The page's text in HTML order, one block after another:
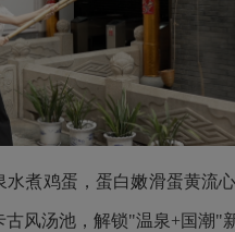
水煮鸡蛋，蛋白嫩滑蛋黄流
风汤池，解锁"温泉+国潮"